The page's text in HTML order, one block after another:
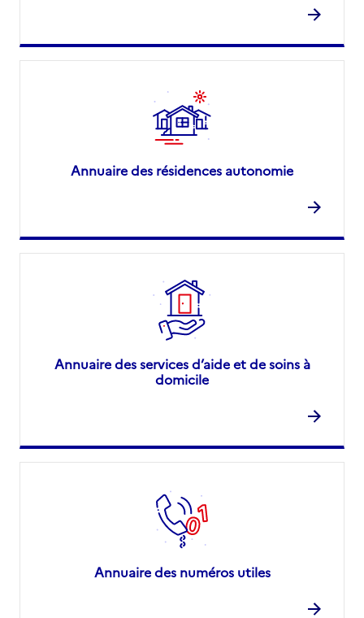
Annuaire des résidences autonomie
Annuaire des services d’aide et de soins à
domicile
Annuaire des numéros utiles